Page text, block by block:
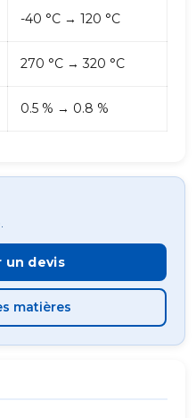
-40 °C → 120 °C
270 °C → 320 °C
0.5 % → 0.8 %
un devis
matières